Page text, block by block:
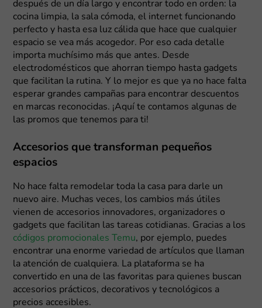
después de un día largo y encontrar todo en orden: la
cocina limpia, la sala cómoda, el internet funcionando
perfecto y hasta esa luz cálida que hace que cualquier
espacio se vea más acogedor. Por eso cada detalle
importa muchísimo más que antes. Desde
electrodomésticos que ahorran tiempo hasta gadgets
que facilitan la rutina. Y lo mejor es que ya no hace falta
esperar grandes campañas para encontrar descuentos
en marcas reconocidas. ¡Aquí te contamos algunas de
las promos que tenemos para ti!
Accesorios que transforman pequeños
espacios
No hace falta remodelar toda la casa para darle un
nuevo aire. Muchas veces, los cambios más útiles
vienen de accesorios innovadores, organizadores o
gadgets que facilitan las tareas cotidianas. Gracias a los
códigos promocionales Temu, por ejemplo, puedes
encontrar una enorme variedad de artículos que llaman
la atención de cualquiera. La plataforma se ha
convertido en una de las favoritas para quienes buscan
accesorios prácticos, decorativos y tecnológicos a
precios accesibles.